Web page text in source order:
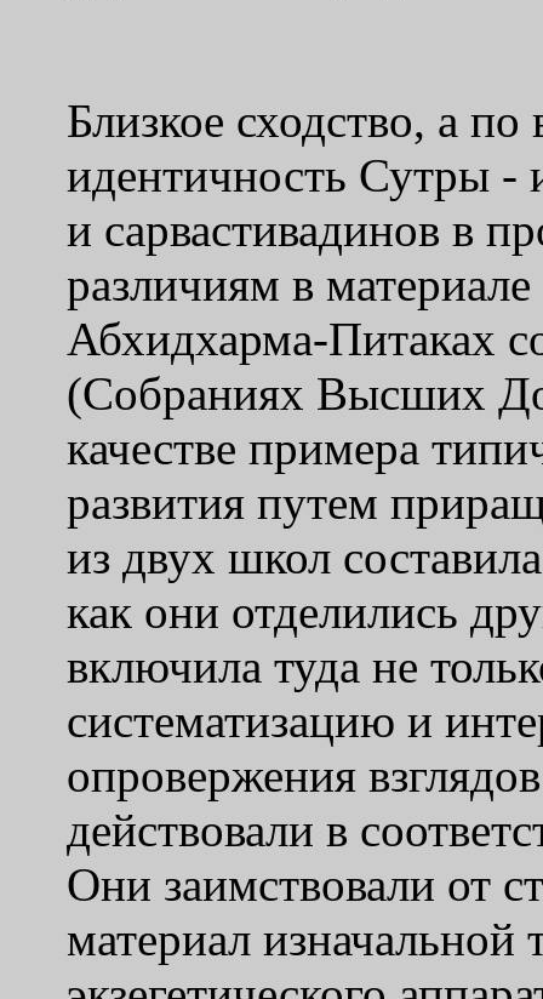
Близкое сходство, а
идентичность Сутры -
и сарвастивадинов в
различиям в
Абхидхарма-Питаках
(Собраниях Высших
качестве примера
развития путем
из двух школ
как они отделились
включила туда не
систематизацию и
опровержения
действовали в
Они заимствовали от
материал